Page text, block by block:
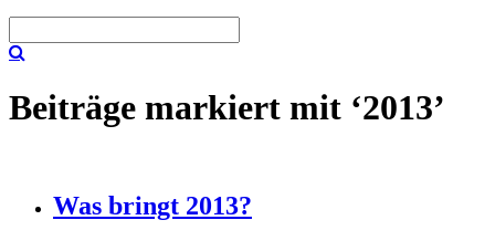
Beiträge markiert mit ‘2013’
Was bringt 2013?